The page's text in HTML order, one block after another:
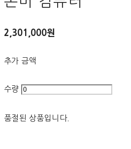
2,301,000원
추가 금액
수량
품절된 상품입니다.